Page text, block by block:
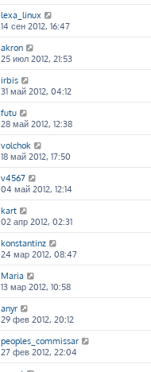
lexa_linux
14 сен 2012, 16:47
akron
25 июл 2012, 21:53
irbis
31 май 2012, 04:12
futu
28 май 2012, 12:38
volchok
18 май 2012, 17:50
v4567
04 май 2012, 12:14
kart
02 апр 2012, 02:31
konstantinz
24 мар 2012, 08:47
Maria
13 мар 2012, 10:58
anyr
29 фев 2012, 20:12
peoples_commissar
27 фев 2012, 22:04